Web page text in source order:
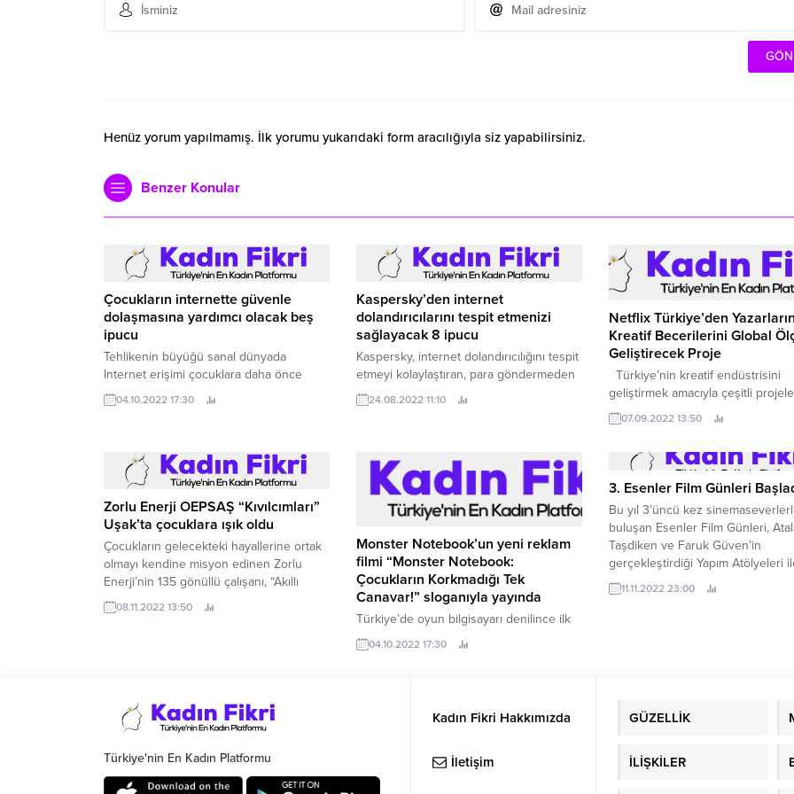
Henüz yorum yapılmamış. İlk yorumu yukarıdaki form aracılığıyla siz yapabilirsiniz.
Benzer Konular
Çocukların internette güvenle
dolaşmasına yardımcı olacak beş
ipucu
Tehlikenin büyüğü sanal dünyada
Internet erişimi çocuklara daha önce
hayal bile edilemeyen öğrenme ve
sosyalleşme fırsatları sağlarken onları
04.10.2022 17:30
Kaspersky’den internet
dolandırıcılarını tespit etmenizi
sağlayacak 8 ipucu
Kaspersky, internet dolandırıcılığını tespit
etmeyi kolaylaştıran, para göndermeden
veya kart bilgilerinizi girmeden önce e-
posta adreslerini ve internet sitelerini
24.08.2022 11:10
Netflix Türkiye’den Yazarların
Kreatif Becerilerini Global
Geliştirecek Proje
Türkiye’nin kreatif endüstrisini
geliştirmek amacıyla çeşitli
hayata geçiren Netflix Grow
ekibi, Series Lab projesi ile
becerilerini geliştirmeye yönelik
vermeye hazırlanıyor.
07.09.2022 13:50
Zorlu Enerji OEPSAŞ “Kıvılcımları”
Uşak’ta çocuklara ışık oldu
Çocukların gelecekteki hayallerine ortak
olmayı kendine misyon edinen Zorlu
Enerji’nin 135 gönüllü çalışanı, “Akıllı
Hayat 2030” vizyonu odağında hayata
geçirilen Zorlu Grubu kurumsal
08.11.2022 13:50
Monster Notebook’un yeni reklam
filmi “Monster Notebook:
Çocukların Korkmadığı Tek
Canavar!” sloganıyla yayında
Türkiye’de oyun bilgisayarı denilince ilk
akla gelen marka olan Monster
Notebook’un yeni reklam filmi “Monster
Canavar” sloganıyla yayına girdi.
04.10.2022 17:30
3. Esenler Film Günleri
Bu yıl 3’üncü kez
buluşan Esenler Film Günleri,
Taşdiken ve Faruk Güven’in
gerçekleştirdiği Yapım Atölyeleri
başladı.
11.11.2022 23:00
Türkiye'nin En Kadın Platformu
Kadın Fikri Hakkımızda
İletişim
GÜZELLİK
İLİŞKİLER